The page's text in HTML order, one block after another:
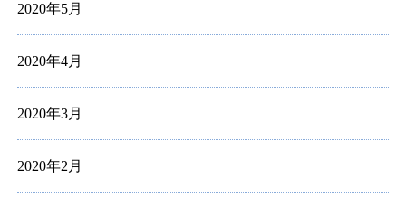
2020年5月
2020年4月
2020年3月
2020年2月